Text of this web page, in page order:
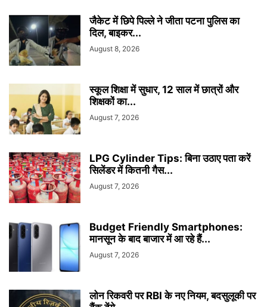
जैकेट में छिपे पिल्ले ने जीता पटना पुलिस का
दिल, बाइकर...
August 8, 2026
स्कूल शिक्षा में सुधार, 12 साल में छात्रों और
शिक्षकों का...
August 7, 2026
LPG Cylinder Tips: बिना उठाए पता करें
सिलेंडर में कितनी गैस...
August 7, 2026
Budget Friendly Smartphones:
मानसून के बाद बाजार में आ रहे हैं...
August 7, 2026
लोन रिकवरी पर RBI के नए नियम, बदसुलूकी पर